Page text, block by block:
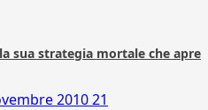
sua strategia mortale che apre
201021